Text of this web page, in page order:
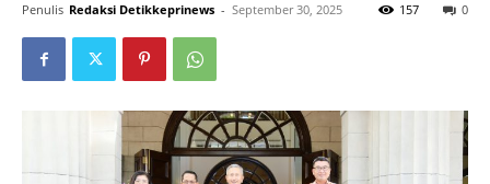
Penulis Redaksi Detikkeprinews - September 30, 2025 0
157